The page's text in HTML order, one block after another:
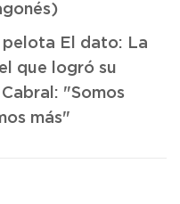
pelota El dato: La
que logró su
"Somos
más"